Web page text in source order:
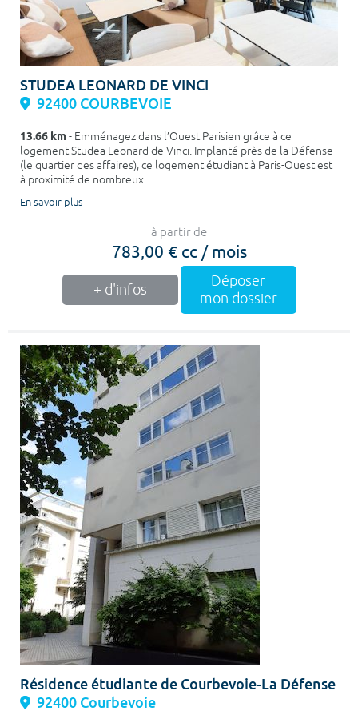
STUDEA LEONARD DE VINCI
92400 COURBEVOIE
13.66 km- Emménagez dans l’Ouest Parisien grâce à ce
logement Studea Leonard de Vinci. Implanté près de la Défense
(le quartier des affaires), ce logement étudiant à Paris-Ouest est
à proximité de nombreux ...
En savoir plus
à partir de
783,00 € cc / mois
+ d'infos
Déposer
mon dossier
Résidence étudiante de Courbevoie-La Défense
92400 Courbevoie